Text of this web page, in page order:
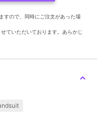
すので、同時にご注文があった場
ていただいております。あらかじ